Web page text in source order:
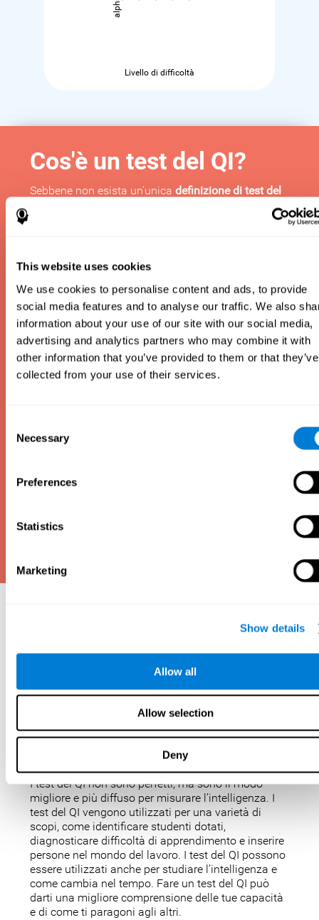
This website uses cookies
We use cookies to personalise content and ads, to provide
social media features and to analyse our traffic. We also
information about your use of our site with our social media,
advertising and analytics partners who may combine it with
other information that you’ve provided to them or that they’ve
collected from your use of their services.
Selection
Necessary
Preferences
Statistics
Marketing
Show details
Allow all
Allow selection
Deny
Livello di difficoltà
Cos'è un test del QI?
Sebbene non esista un'unicadefinizione di test del
uno strumento per ottenere una
vedere quanto si comporta bene rispetto a persone
seconda che tu voglia misurare l'intelligenza fluida
o l'intelligenza cristallizzata, l'intelligenza verbale o
non verbale, ecc.
Per convenzione, la maggior parte dei test del QI
hanno un intervallo di punteggi da 0 a 200, con una
media di 100 e una deviazione standard di 15. Se
ottieni un punteggio superiore a 100, sei al di sopra
Perché fare un test del
QI?
Un test del QI è uno dei modi migliori e più efficienti
per stimare quanto sei intelligente. I test del QI
e come ti confronti con le altre persone della tua
età. Qui a CogniFit, abbiamo reso i test del QI
divertenti e ripetibili, quindi abbiamo progettato
IQbe per fornire risultati immediati.
I test del QI non sono perfetti, ma sono il modo
migliore e più diffuso per misurare l’intelligenza. I
test del QI vengono utilizzati per una varietà di
scopi, come identificare studenti dotati,
diagnosticare difficoltà di apprendimento e inserire
persone nel mondo del lavoro. I test del QI possono
essere utilizzati anche per studiare l’intelligenza e
come cambia nel tempo. Fare un test del QI può
darti una migliore comprensione delle tue capacità
e di come ti paragoni agli altri.